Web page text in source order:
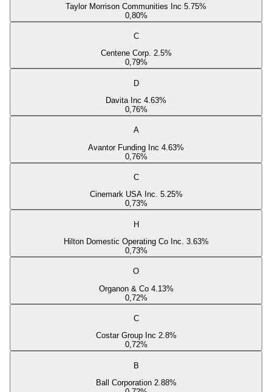
Taylor Morrison Communities Inc 5.75%
0,80%
C
Centene Corp. 2.5%
0,79%
D
Davita Inc 4.63%
0,76%
A
Avantor Funding Inc 4.63%
0,76%
C
Cinemark USA Inc. 5.25%
0,73%
H
Hilton Domestic Operating Co Inc. 3.63%
0,73%
O
Organon & Co 4.13%
0,72%
C
Costar Group Inc 2.8%
0,72%
B
Ball Corporation 2.88%